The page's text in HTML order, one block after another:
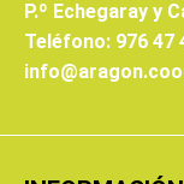
P.º Echegaray y
Teléfono: 976 47